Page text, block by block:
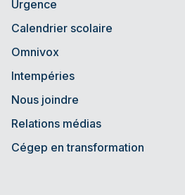
Urgence
Calendrier scolaire
Omnivox
Intempéries
Nous joindre
Relations médias
Cégep en transformation